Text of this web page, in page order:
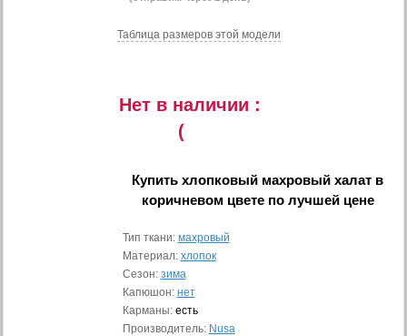
Таблица размеров этой модели
Нет в наличии :
(
Купитьхлопковый махровый халат в
коричневом цветепо лучшей цене
Тип ткани: махровый
Материал: хлопок
Сезон: зима
Капюшон: нет
Карманы: есть
Производитель: Nusa